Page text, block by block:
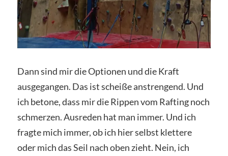
Dann sind mir die Optionen und die Kraft
ausgegangen. Das ist scheiße anstrengend. Und
ich betone, dass mir die Rippen vom Rafting noch
schmerzen. Ausreden hat man immer. Und ich
fragte mich immer, ob ich hier selbst klettere
oder mich das Seil nach oben zieht. Nein, ich